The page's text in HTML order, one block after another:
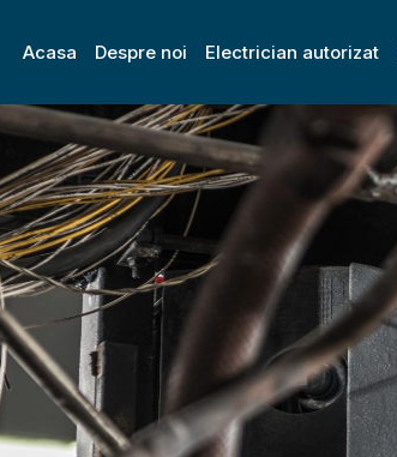
Acasa Despre noi Electrician autorizat